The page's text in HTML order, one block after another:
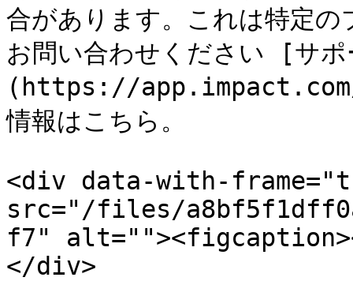
合があります。これは特定
お問い合わせください [サ
(https://
情報はこちら。
<div data-with-
src="/files/
f7"
</div>